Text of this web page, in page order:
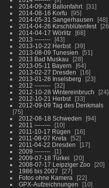
2014-09-28 Ballonfahrt
31
2014-08-16 Korfu
95
2014-05-31 Sangerhausen
48
2014-04-26 Kirschblütenfest
26
2014-04-17 Wörlitz
68
2013 --------
43
2013-10-22 Herbst
39
2013-08-09 Tunesien
51
2013 Bad Muskau
28
2013-05-11 Bayern
64
2013-02-27 Dresden
16
2013-01-26 Inselsberg
23
2012 --------
32
2012-10-28 Wintereinbruch
24
2012-10-21 Herbst
33
2012-09-09 Tag des Denkmals
75
2012-08-18 Schweden
94
2011 --------
10
2011-10-17 Rügen
16
2011-08-07 Kreta
52
2011-04-22 Dresden
17
2009 --------
1
2009-07-18 Türkei
20
2008-07-17 Leipziger Zoo
20
1986 bis 2007
27
Fotos ohne Kamera
22
GPX-Aufzeichnungen
10